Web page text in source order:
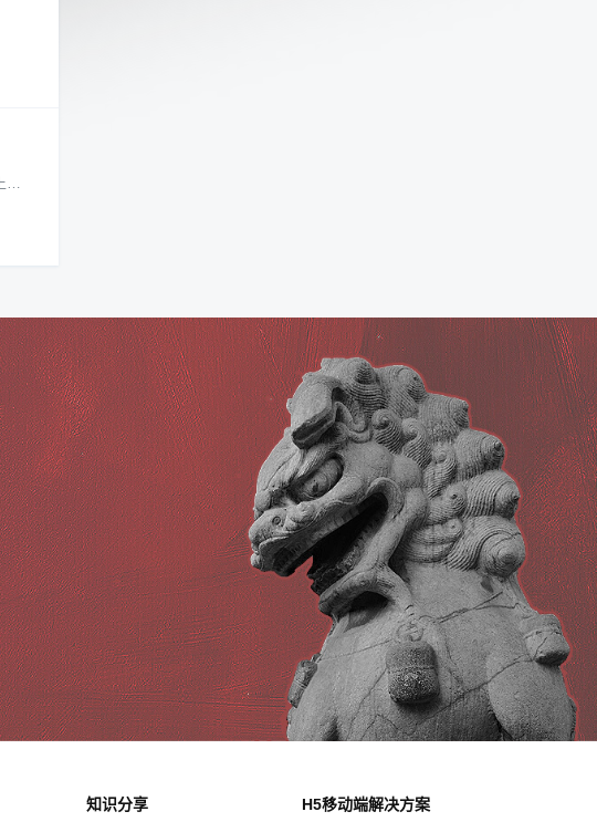
娱
知识分享 H5移动端解决方案